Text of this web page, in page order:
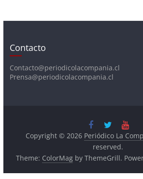
Contacto
Contacto@periodicolacompania.cl
Prensa@periodicolacompania.cl
Copyright © 2026 Periódico La
reserved.
Theme: ColorMagby ThemeGrill.